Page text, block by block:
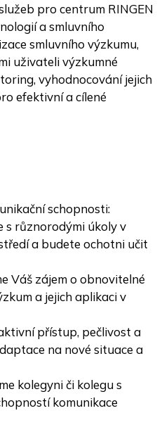
pro centrum RINGEN
a smluvního
smluvního výzkumu,
uživateli výzkumné
vyhodnocování jejich
efektivní a cílené
schopnosti:
s různorodými úkoly v
a budete ochotni učit
Váš zájem o obnovitelné
a jejich aplikaci v
přístup, pečlivost a
na nové situace a
kolegyni či kolegu s
komunikace